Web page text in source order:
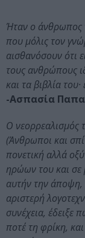
Ήταν ο
που μόλις τον
αισθανόσουν ότι
τους ανθρώπους
και τα βιβλία
-Ασπασία
O
(Άνθρωποι και
πονετική αλλά
ηρώων του και σε
αυτήν την άποψη,
αριστερή
συνέχεια, έδειξε
ποτέ τη φρίκη,